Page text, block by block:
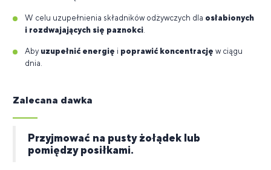
W celu uzupełnienia składników odżywczych dla osłabionych
i rozdwajających się paznokci.
Aby uzupełnić energię i poprawić koncentrację w ciągu
dnia.
Zalecana dawka
Przyjmować na pusty żołądek lub
pomiędzy posiłkami.